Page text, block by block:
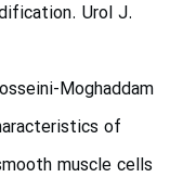
Urol J.
Moghaddam
of
muscle cells